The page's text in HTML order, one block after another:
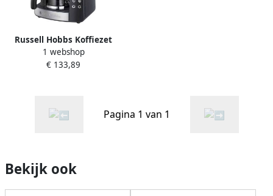
Russell Hobbs Koffiezet
25610-56 |
Filterkoffiezetapparaten |
1 webshop
€ 133,89
Pagina 1 van 1
Bekijk ook